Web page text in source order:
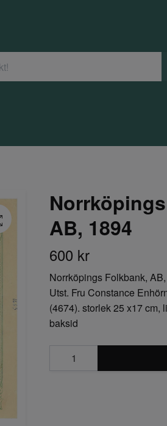
AB, 1894
600 kr
Norrköpings Folkbank,
Utst. Fru Constance
(4674). storlek 25 x17 cm,
baksid